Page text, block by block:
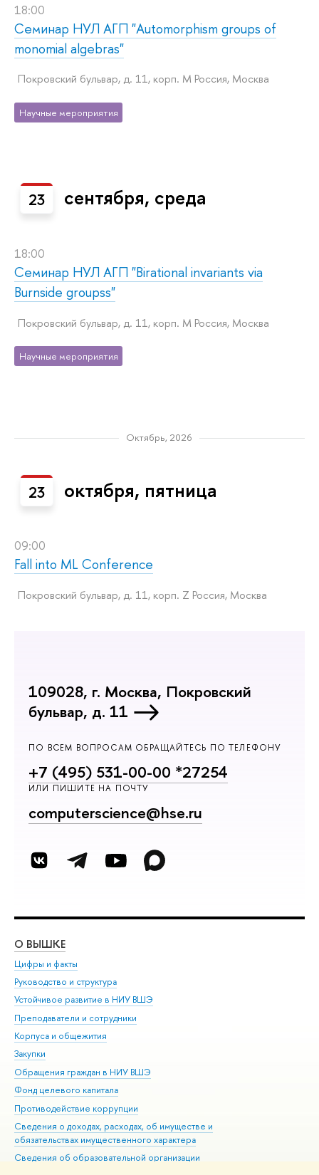
18:00
Семинар НУЛ АГП "Automorphism groups of
monomial algebras"
Покровский бульвар, д. 11, корп. M Россия, Москва
Научные мероприятия
23 сентября, среда
18:00
Семинар НУЛ АГП "Birational invariants via
Burnside groupss"
Покровский бульвар, д. 11, корп. M Россия, Москва
Научные мероприятия
Октябрь, 2026
23 октября, пятница
09:00
Fall into ML Conference
Покровский бульвар, д. 11, корп. Z Россия, Москва
109028, г. Москва, Покровский
бульвар, д. 11
ПО ВСЕМ ВОПРОСАМ ОБРАЩАЙТЕСЬ ПО ТЕЛЕФОНУ
+7 (495) 531-00-00 *27254
ИЛИ ПИШИТЕ НА ПОЧТУ
computerscience@hse.ru
О ВЫШКЕ
Цифры и факты
Руководство и структура
Устойчивое развитие в НИУ ВШЭ
Преподаватели и сотрудники
Корпуса и общежития
Закупки
Обращения граждан в НИУ ВШЭ
Фонд целевого капитала
Противодействие коррупции
Сведения о доходах, расходах, об имуществе и
обязательствах имущественного характера
Сведения об образовательной организации